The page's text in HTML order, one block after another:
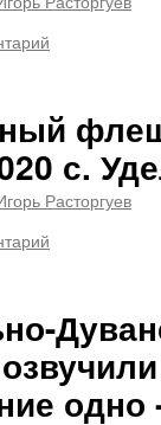
с.
Расторгуев
одно